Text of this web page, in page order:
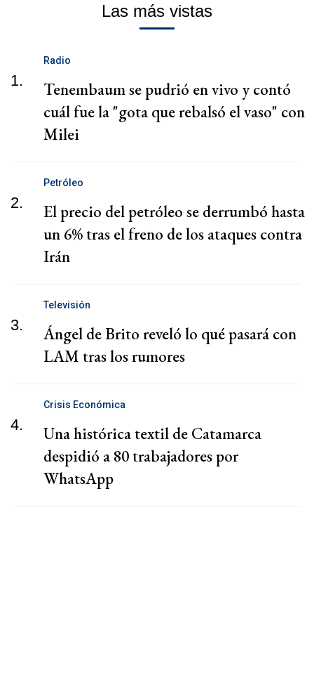
Las más vistas
1.
Radio
Tenembaum se pudrió en vivo y contó
cuál fue la "gota que rebalsó el vaso" con
Milei
2.
Petróleo
El precio del petróleo se derrumbó hasta
un 6% tras el freno de los ataques contra
Irán
3.
Televisión
Ángel de Brito reveló lo qué pasará con
LAM tras los rumores
4.
Crisis Económica
Una histórica textil de Catamarca
despidió a 80 trabajadores por
WhatsApp